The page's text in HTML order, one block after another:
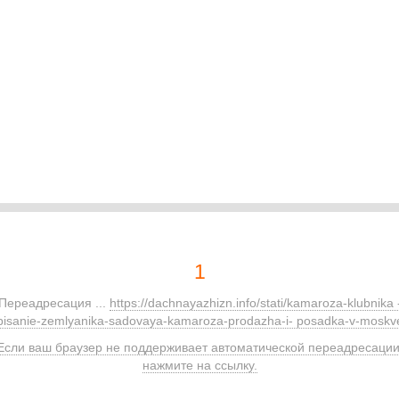
1
... https://dachnayazhizn.info/stati/kamaroza-klubnika
zemlyanika-sadovaya-kamaroza-prodazha-i- posadka-v-
ваш браузер не поддерживает автоматической
нажмите на ссылку.